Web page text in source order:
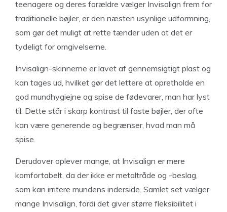
teenagere og deres forældre vælger Invisalign frem for
traditionelle bøjler, er den næsten usynlige udformning,
som gør det muligt at rette tænder uden at det er
tydeligt for omgivelserne.
Invisalign-skinnerne er lavet af gennemsigtigt plast og
kan tages ud, hvilket gør det lettere at opretholde en
god mundhygiejne og spise de fødevarer, man har lyst
til. Dette står i skarp kontrast til faste bøjler, der ofte
kan være generende og begrænser, hvad man må
spise.
Derudover oplever mange, at Invisalign er mere
komfortabelt, da der ikke er metaltråde og -beslag,
som kan irritere mundens inderside. Samlet set vælger
mange Invisalign, fordi det giver større fleksibilitet i